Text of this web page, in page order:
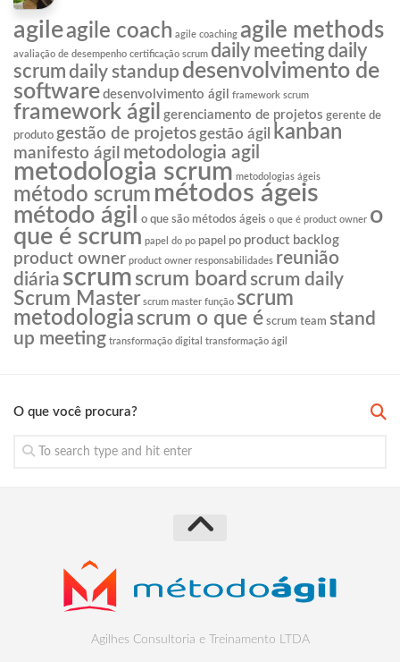
agileagile coach agile coaching agile methods
avaliação de desempenho certificação scrum daily meeting daily
scrumdaily standup desenvolvimento de
software desenvolvimento ágil framework scrum
framework ágil gerenciamento de projetos gerente de
produto gestão de projetos gestão ágil kanban
manifesto ágil metodologia agil
metodologia scrum metodologias ágeis
método scrum métodos ágeis
método ágil o que são métodos ágeis o que é product owner o
que é scrum papel do po papel po product backlog
product owner product owner responsabilidades reunião
diária scrum scrum board scrum daily
Scrum Master scrum master função scrum
metodologia scrum o que é scrum team stand
up meeting transformação digital transformação ágil
O que você procura?
Agilhes Consultoria e Treinamento LTDA